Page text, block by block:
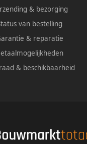
& bezorging
van bestelling
& reparatie
& beschikbaarheid